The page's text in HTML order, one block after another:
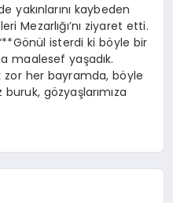
yakınlarını kaybeden
Mezarlığı’nı ziyaret etti.
isterdi ki böyle bir
maalesef yaşadık.
her bayramda, böyle
gözyaşlarımıza